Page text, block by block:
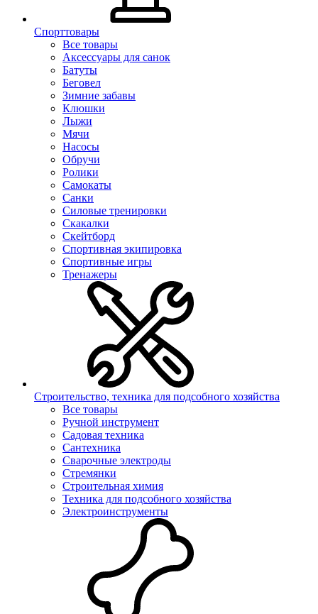
Спорттовары
Все товары
Аксессуары для санок
Батуты
Беговел
Зимние забавы
Клюшки
Лыжи
Мячи
Насосы
Обручи
Ролики
Самокаты
Санки
Силовые тренировки
Скакалки
Скейтборд
Спортивная экипировка
Спортивные игры
Тренажеры
Строительство, техника для подсобного хозяйства
Все товары
Ручной инструмент
Садовая техника
Сантехника
Сварочные электроды
Стремянки
Строительная химия
Техника для подсобного хозяйства
Электроинструменты